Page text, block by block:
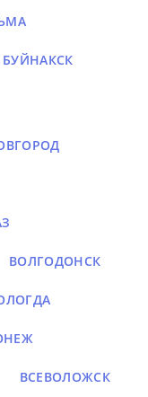
БУЙНАКСК
ВОЛГОДОНСК
ВСЕВОЛОЖСК